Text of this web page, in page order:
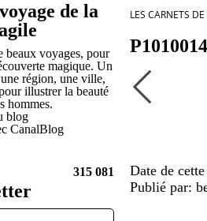
de la
beaux voyages, pour
magique. Un
région, une ville,
illustrer la beauté
hommes.
blog
CanalBlog
315 081
LES CARNETS
P1010014
Date de
Publié par: